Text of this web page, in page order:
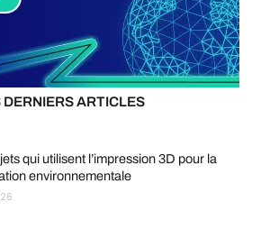
DERNIERS ARTICLES
qui utilisent l’impression 3D pour la
environnementale